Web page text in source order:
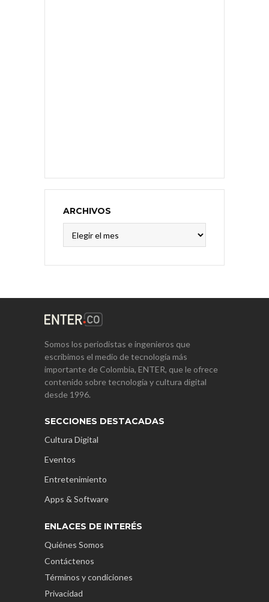
ARCHIVOS
Somos los periodistas e ingenieros que
escribimos el medio de tecnología más
importante de Colombia, ENTER, que le ofrece
contenido sobre tecnología y cultura digital
desde 1996.
SECCIONES DESTACADAS
Cultura Digital
Eventos
Entretenimiento
Apps & Software
ENLACES DE INTERÉS
Quiénes Somos
Contáctenos
Términos y condiciones
Privacidad